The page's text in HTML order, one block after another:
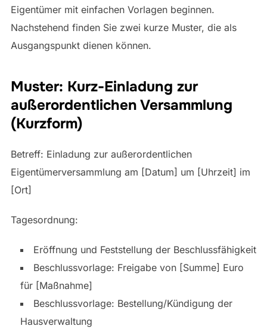
Eigentümer mit einfachen Vorlagen beginnen.
Nachstehend finden Sie zwei kurze Muster, die als
Ausgangspunkt dienen können.
Muster: Kurz-Einladung zur
außerordentlichen Versammlung
(Kurzform)
Betreff: Einladung zur außerordentlichen
Eigentümerversammlung am [Datum] um [Uhrzeit] im
[Ort]
Tagesordnung:
Eröffnung und Feststellung der Beschlussfähigkeit
Beschlussvorlage: Freigabe von [Summe] Euro
für [Maßnahme]
Beschlussvorlage: Bestellung/Kündigung der
Hausverwaltung